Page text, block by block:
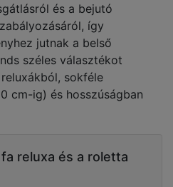
és a bejutó
így
jutnak a belső
széles választékot
sokféle
cm-ig) és hosszúságban
reluxa és a roletta